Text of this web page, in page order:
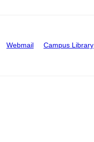
Webmail Campus Library